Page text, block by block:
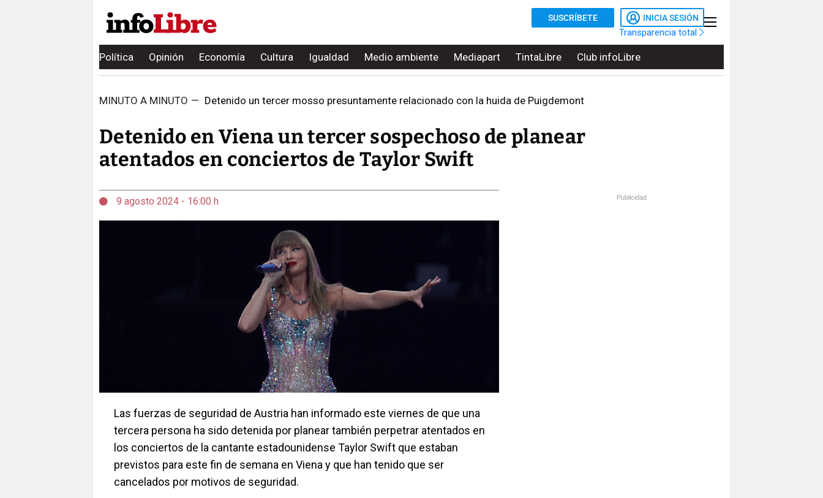
SUSCRÍBETE INICIA SESIÓN
Transparencia total
Política Opinión Economía Cultura Igualdad Medio ambiente Mediapart TintaLibre Club infoLibre
MINUTO A MINUTO — Detenido un tercer mosso presuntamente relacionado con la huida de Puigdemont
Detenido en Viena un tercer sospechoso de planear
atentados en conciertos de Taylor Swift
9 agosto 2024 - 16:00 h
Las fuerzas de seguridad de Austria han informado este viernes de que una
tercera persona ha sido detenida por planear también perpetrar atentados en
los conciertos de la cantante estadounidense Taylor Swift que estaban
previstos para este fin de semana en Viena y que han tenido que ser
cancelados por motivos de seguridad.
Publicidad